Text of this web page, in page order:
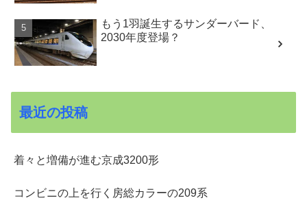
もう1羽誕生するサンダーバード、
2030年度登場？
最近の投稿
着々と増備が進む京成3200形
コンビニの上を行く房総カラーの209系